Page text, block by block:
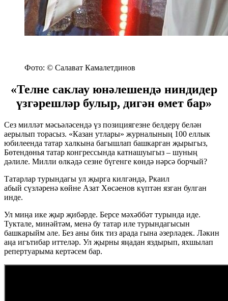
Фото: © Салават Камалетдинов
«Телне саклау юнәлешендә ниндидер
үзгәрешләр булыр, дигән өмет бар»
Сез милләт мәсьәләсендә үз позициягезне белдерү белән
аерылып торасыз. «Казан утлары» журналының 100 еллык
юбилеенда татар халкына багышлап башкарган җырыгыз,
Бөтендөнья татар конгрессында катнашуыгыз – шуның
дәлиле. Милли өлкәдә сезне бүгенге көндә нәрсә борчый?
Татарлар турындагы ул җырга килгәндә, Ркаил
абый сүзләренә көйне Азат Хөсәенов күптән язган булган
инде.
Ул миңа ике җыр җибәрде. Берсе мәхәббәт турында иде.
Туктале, минәйтәм, менә бу татар иле турындагысын
башкарыйм әле. Без аны бик тиз арада гына әзерләдек. Ләкин
аңа игътибар иттеләр. Ул җырны яңадан яздырып, яхшылап
репертуарыма кертәсем бар.